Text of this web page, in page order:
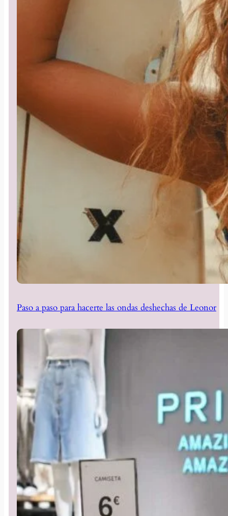
Paso a paso para hacerte las ondas deshechas de Leonor